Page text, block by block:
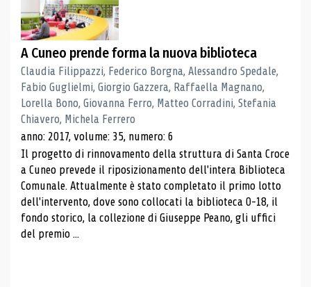
A Cuneo prende forma la nuova biblioteca
Claudia Filippazzi, Federico Borgna, Alessandro Spedale,
Fabio Guglielmi, Giorgio Gazzera, Raffaella Magnano,
Lorella Bono, Giovanna Ferro, Matteo Corradini, Stefania
Chiavero, Michela Ferrero
anno: 2017, volume: 35, numero: 6
Il progetto di rinnovamento della struttura di Santa Croce
a Cuneo prevede il riposizionamento dell'intera Biblioteca
Comunale. Attualmente è stato completato il primo lotto
dell'intervento, dove sono collocati la biblioteca 0-18, il
fondo storico, la collezione di Giuseppe Peano, gli uffici
del premio ...